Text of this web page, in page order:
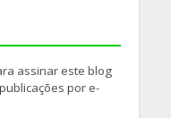
assinar este blog
por e-